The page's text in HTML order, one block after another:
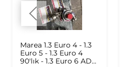
Marea 1.3 Euro 4 - 1.3
Euro 5 - 1.3 Euro 4
90'lık - 1.3 Euro 6 AD